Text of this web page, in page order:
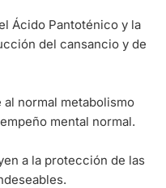
Ácido Pantoténico y la
del cansancio y de
normal metabolismo
mental normal.
a la protección de las